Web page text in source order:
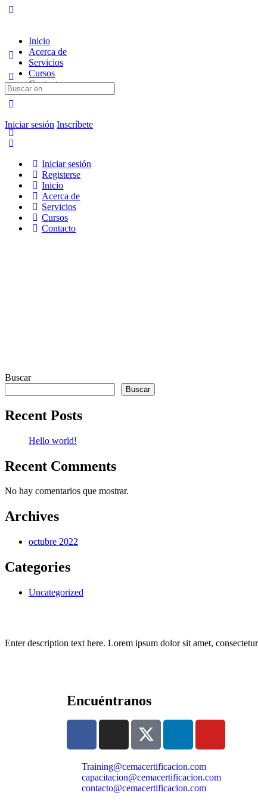
Inicio
Acerca de
Servicios
Cursos
Contacto
Iniciar sesión Inscríbete
Iniciar sesión
Registerse
Inicio
Acerca de
Servicios
Cursos
Contacto
Buscar
Buscar
Recent Posts
Hello world!
Recent Comments
No hay comentarios que mostrar.
Archives
octubre 2022
Categories
Uncategorized
Enter description text here. Lorem ipsum dolor sit amet,
Encuéntranos
Training@cemacertificacion.com
capacitacion@cemacertificacion.com
contacto@cemacertificacion.com